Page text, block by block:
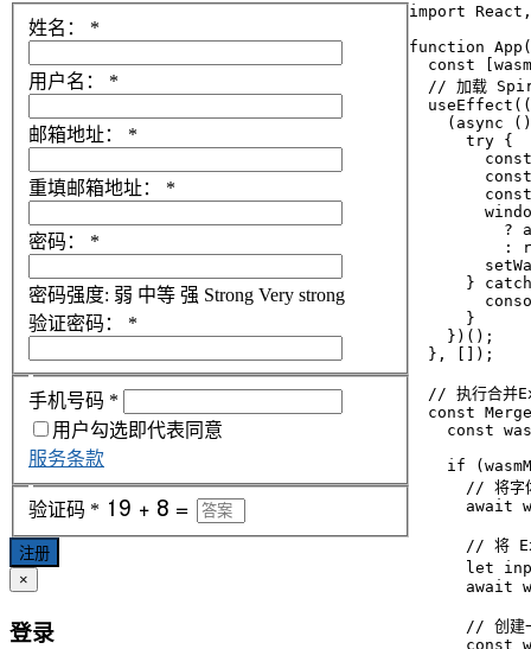
import
function
const
// 加载
(async
      try {
?
:
}
      }
    })();
  }, []);
// 执行合并
const
const
if
// 将字
await
// 将
let
await
// 创建
const
姓名： *
用户名： *
邮箱地址： *
重填邮箱地址： *
密码： *
密码强度: 弱 中等 强 Strong Very strong
验证密码：
*
手机号码 *
用户勾选即代表同意
服务条款
验证码 *
注册
×
登录